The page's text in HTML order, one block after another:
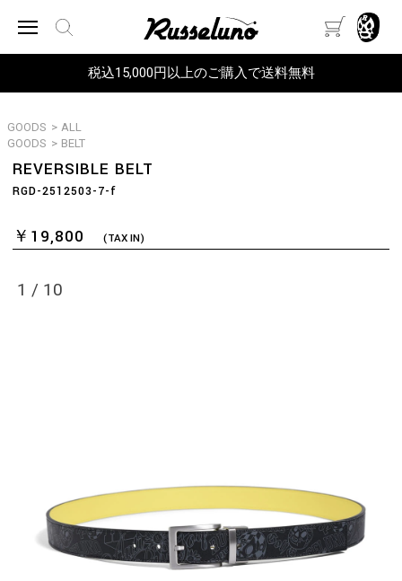
税込15,000円以上のご購入で送料無料
GOODS > ALL
GOODS > BELT
REVERSIBLE BELT
RGD-2512503-7-f
￥19,800 (TAX IN)
1 / 10